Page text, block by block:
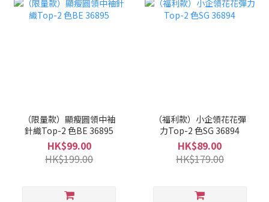
（限量款）顯瘦圓領中袖
針織Top-2 色BE 36895
HK$99.00
HK$199.00
（福利款）小企領花花彈
力Top-2 色SG 36894
HK$89.00
HK$179.00